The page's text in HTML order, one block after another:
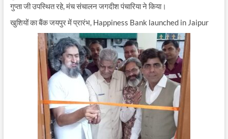
गुप्ता जी उपस्थित रहे, मंच संचालन जगदीश पंचारिया ने किया।
खुशियों का बैंक जयपुर में प्रारंभ, Happiness Bank launched in Jaipur